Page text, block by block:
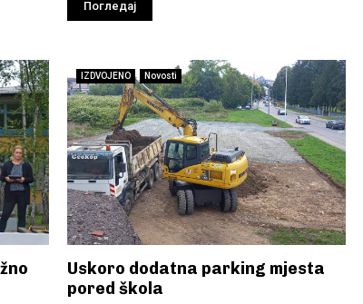
Погледај
IZDVOJENO Novosti
Uskoro dodatna parking mjesta
pored škola